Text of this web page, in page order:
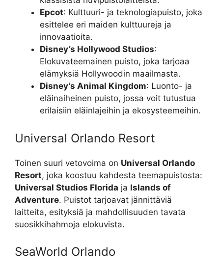
Epcot: Kulttuuri- ja teknologiapuisto, joka
esittelee eri maiden kulttuureja ja
innovaatioita.
Disney’s Hollywood Studios:
Elokuvateemainen puisto, joka tarjoaa
elämyksiä Hollywoodin maailmasta.
Disney’s Animal Kingdom: Luonto- ja
eläinaiheinen puisto, jossa voit tutustua
erilaisiin eläinlajeihin ja ekosysteemeihin.
Universal Orlando Resort
Toinen suuri vetovoima on Universal Orlando
Resort, joka koostuu kahdesta teemapuistosta:
Universal Studios Florida ja Islands of
Adventure. Puistot tarjoavat jännittäviä
laitteita, esityksiä ja mahdollisuuden tavata
suosikkihahmoja elokuvista.
SeaWorld Orlando